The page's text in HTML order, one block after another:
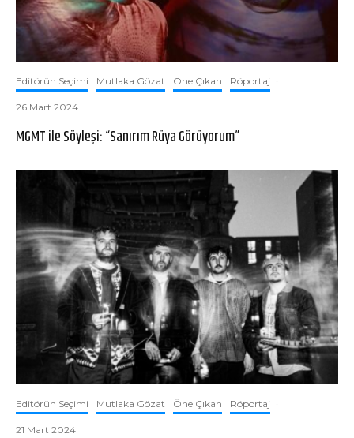
Editörün Seçimi Mutlaka Gözat Öne Çıkan Röportaj ·
26 Mart 2024
MGMT ile Söyleşi: “Sanırım Rüya Görüyorum”
Editörün Seçimi Mutlaka Gözat Öne Çıkan Röportaj ·
21 Mart 2024